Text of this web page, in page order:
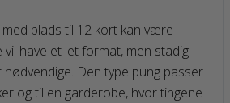
plads til 12 kort kan være
vil have et let format, men stadig
Den type pung passer
og til en garderobe, hvor tingene